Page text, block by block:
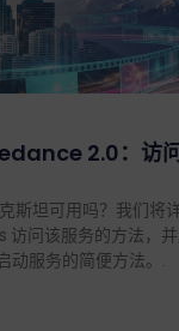
2.0：访
斯坦可用吗？我们将
访问该服务的方法，
动服务的简便方法。.